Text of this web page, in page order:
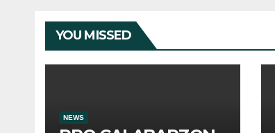
YOU MISSED
NEWS